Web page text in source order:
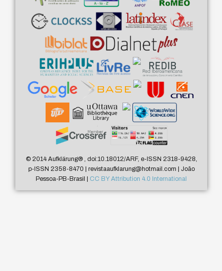
© 2014 Aufklärung®, doi:10.18012/ARF, e-ISSN 2318-9428,
p-ISSN 2358-8470 | revistaaufklarung@hotmail.com | João
Pessoa-PB-Brasil | CC BY Attribution 4.0 International